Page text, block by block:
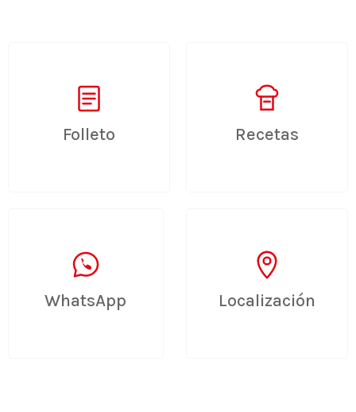
Folleto Recetas
WhatsApp Localización